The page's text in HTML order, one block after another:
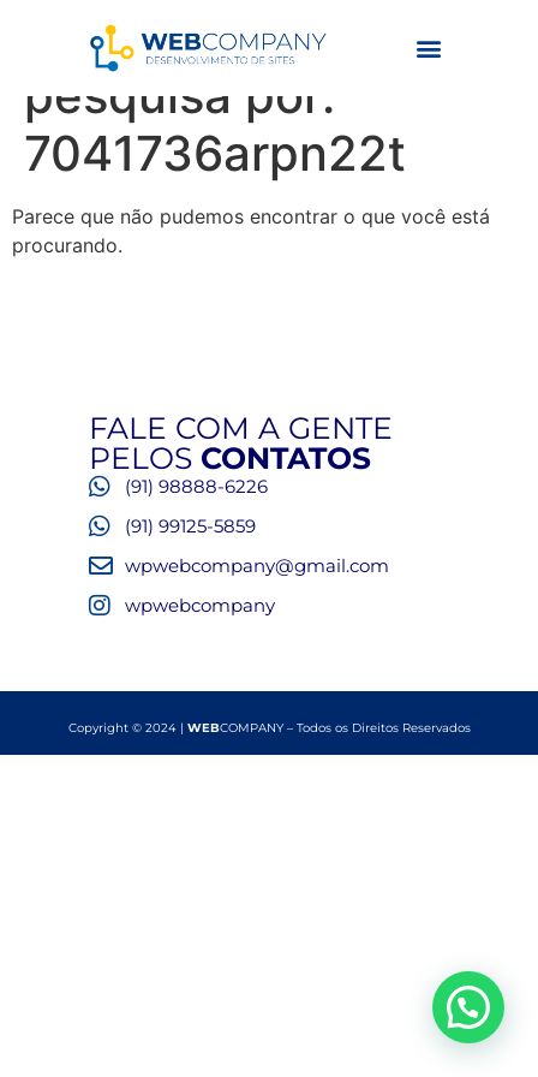
Resultados da
pesquisa por:
7041736arpn22t
Parece que não pudemos encontrar o que você está
procurando.
FALE COM A GENTE
PELOS CONTATOS
(91) 98888-6226
(91) 99125-5859
wpwebcompany@gmail.com
wpwebcompany
Copyright © 2024 | WEBCOMPANY – Todos os Direitos Reservados